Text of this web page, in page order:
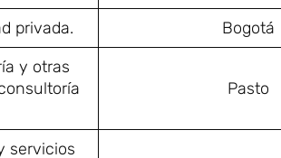
privada. Bogotá
y otras
Pasto
servicios